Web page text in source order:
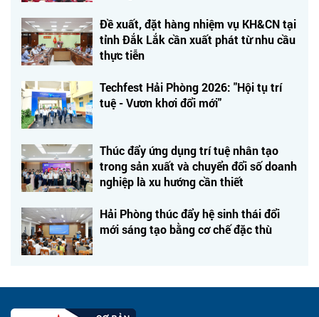
Đề xuất, đặt hàng nhiệm vụ KH&CN tại
tỉnh Đắk Lắk cần xuất phát từ nhu cầu
thực tiễn
Techfest Hải Phòng 2026: "Hội tụ trí
tuệ - Vươn khơi đổi mới"
Thúc đẩy ứng dụng trí tuệ nhân tạo
trong sản xuất và chuyển đổi số doanh
nghiệp là xu hướng cần thiết
Hải Phòng thúc đẩy hệ sinh thái đổi
mới sáng tạo bằng cơ chế đặc thù